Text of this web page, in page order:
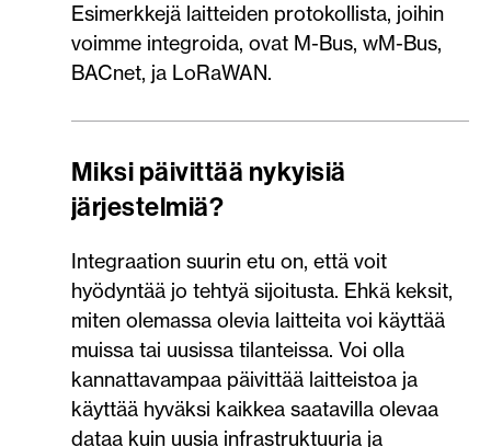
Esimerkkejä laitteiden protokollista, joihin
voimme integroida, ovat M-Bus, wM-Bus,
BACnet, ja LoRaWAN.
Miksi päivittää nykyisiä
järjestelmiä?
Integraation suurin etu on, että voit
hyödyntää jo tehtyä sijoitusta. Ehkä keksit,
miten olemassa olevia laitteita voi käyttää
muissa tai uusissa tilanteissa. Voi olla
kannattavampaa päivittää laitteistoa ja
käyttää hyväksi kaikkea saatavilla olevaa
dataa kuin uusia infrastruktuuria ja